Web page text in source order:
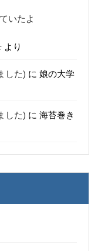
いたよ
より
した) に 娘の大学
した) に 海苔巻き